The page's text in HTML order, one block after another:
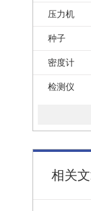
压力机
种子
密度计
检测仪
相关